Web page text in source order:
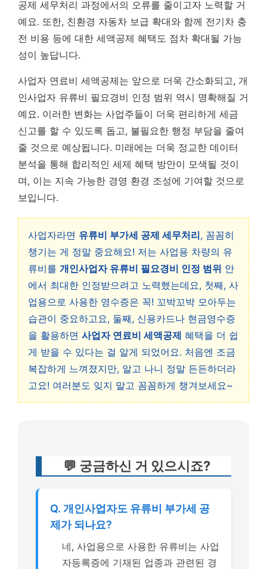
공제 세무처리 과정에서의 오류를 줄이고자 노력할 거
예요. 또한, 친환경 자동차 보급 확대와 함께 전기차 충
전 비용 등에 대한 세액공제 혜택도 점차 확대될 가능
성이 높답니다.
사업자 연료비 세액공제는 앞으로 더욱 간소화되고, 개
인사업자 유류비 필요경비 인정 범위 역시 명확해질 거
예요. 이러한 변화는 사업주들이 더욱 편리하게 세금
신고를 할 수 있도록 돕고, 불필요한 행정 부담을 줄여
줄 것으로 예상됩니다. 미래에는 더욱 정교한 데이터
분석을 통해 합리적인 세제 혜택 방안이 모색될 것이
며, 이는 지속 가능한 경영 환경 조성에 기여할 것으로
보입니다.
사업자라면 유류비 부가세 공제 세무처리, 꼼꼼히
챙기는 게 정말 중요해요! 저는 사업용 차량의 유
류비를 개인사업자 유류비 필요경비 인정 범위 안
에서 최대한 인정받으려고 노력했는데요, 첫째, 사
업용으로 사용한 영수증은 꼭! 꼬박꼬박 모아두는
습관이 중요하고요, 둘째, 신용카드나 현금영수증
을 활용하면 사업자 연료비 세액공제 혜택을 더 쉽
게 받을 수 있다는 걸 알게 되었어요. 처음엔 조금
복잡하게 느껴졌지만, 알고 나니 정말 든든하더라
고요! 여러분도 잊지 말고 꼼꼼하게 챙겨보세요~
💬 궁금하신 거 있으시죠?
Q. 개인사업자도 유류비 부가세 공
제가 되나요?
네, 사업용으로 사용한 유류비는 사업
자등록증에 기재된 업종과 관련된 경